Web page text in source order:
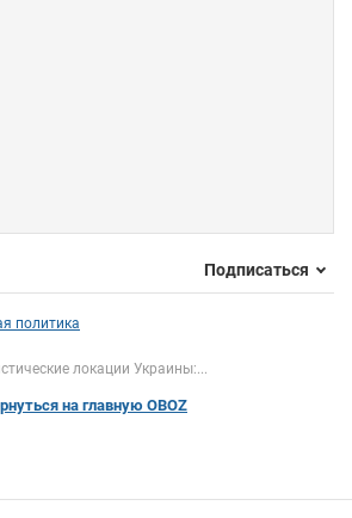
Подписаться
политика
локации Украины:...
на главную OBOZ